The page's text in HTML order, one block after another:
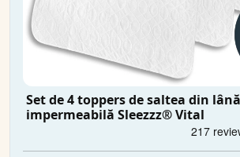
Set de 4 toppers de saltea din
impermeabilă Sleezzz® Vital